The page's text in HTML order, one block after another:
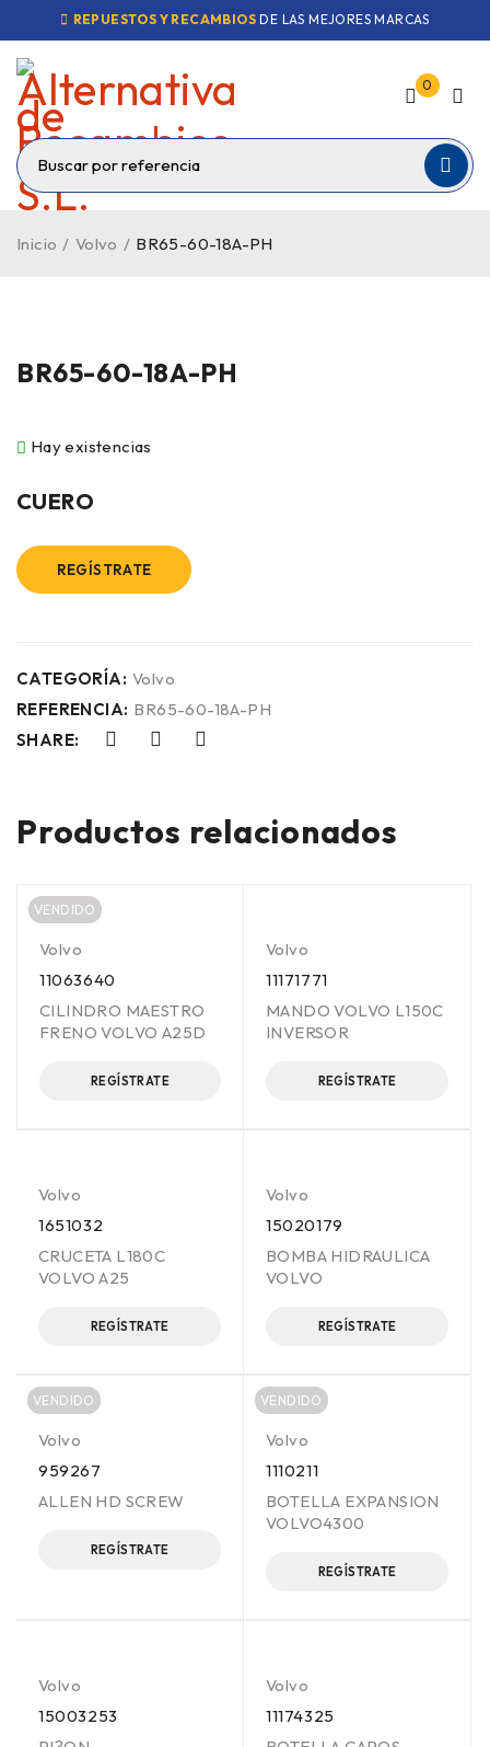
REPUESTOS Y RECAMBIOS DE LAS MEJORES MARCAS
0
Inicio / Volvo / BR65-60-18A-PH
BR65-60-18A-PH
Hay existencias
CUERO
REGÍSTRATE
CATEGORÍA: Volvo
REFERENCIA: BR65-60-18A-PH
SHARE:
Productos relacionados
VENDIDO
Volvo
11063640
CILINDRO MAESTRO
FRENO VOLVO A25D
REGÍSTRATE
Volvo
11171771
MANDO VOLVO L150C
INVERSOR
REGÍSTRATE
Volvo
1651032
CRUCETA L180C
VOLVO A25
REGÍSTRATE
Volvo
15020179
BOMBA HIDRAULICA
VOLVO
REGÍSTRATE
VENDIDO
Volvo
959267
ALLEN HD SCREW
REGÍSTRATE
VENDIDO
Volvo
1110211
BOTELLA EXPANSION
VOLVO4300
REGÍSTRATE
Volvo
15003253
Volvo
11174325